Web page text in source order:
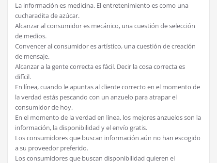
La información es medicina. El entretenimiento es como una
cucharadita de azúcar.
Alcanzar al consumidor es mecánico, una cuestión de selección
de medios.
Convencer al consumidor es artístico, una cuestión de creación
de mensaje.
Alcanzar a la gente correcta es fácil. Decir la cosa correcta es
difícil.
En línea, cuando le apuntas al cliente correcto en el momento de
la verdad estás pescando con un anzuelo para atrapar el
consumidor de hoy.
En el momento de la verdad en línea, los mejores anzuelos son la
información, la disponibilidad y el envío gratis.
Los consumidores que buscan información aún no han escogido
a su proveedor preferido.
Los consumidores que buscan disponibilidad quieren el